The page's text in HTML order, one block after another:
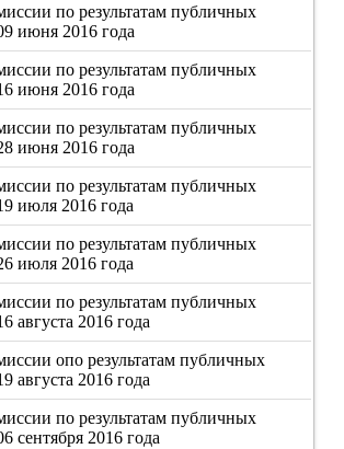
по результатам публичных
июня 2016 года
по результатам публичных
июня 2016 года
по результатам публичных
июня 2016 года
по результатам публичных
июля 2016 года
по результатам публичных
июля 2016 года
по результатам публичных
августа 2016 года
опо результатам публичных
августа 2016 года
по результатам публичных
сентября 2016 года